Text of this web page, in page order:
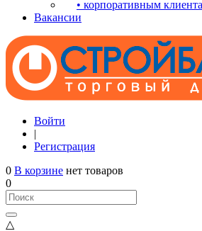
• корпоративным
Вакансии
Войти
|
Регистрация
0 В корзине нет товаров
0
△